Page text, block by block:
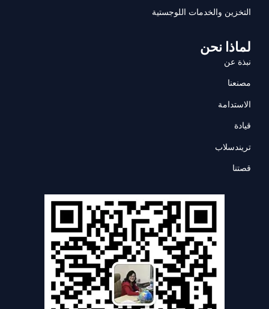
التخزين والخدمات اللوجستية
لماذا نحن
نبذة عن
مصنعنا
الاستدامة
قيادة
تريندسلاب
قصتنا